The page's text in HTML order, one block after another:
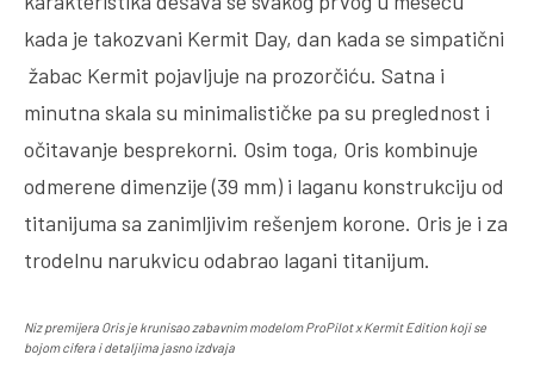
kada je takozvani Kermit Day, dan kada se simpatični
žabac Kermit pojavljuje na prozorčiću. Satna i
minutna skala su minimalističke pa su preglednost i
očitavanje besprekorni. Osim toga, Oris kombinuje
odmerene dimenzije (39 mm) i laganu konstrukciju od
titanijuma sa zanimljivim rešenjem korone. Oris je i za
trodelnu narukvicu odabrao lagani titanijum.
Niz premijera Oris je krunisao zabavnim modelom ProPilot x Kermit Edition koji se
bojom cifera i detaljima jasno izdvaja